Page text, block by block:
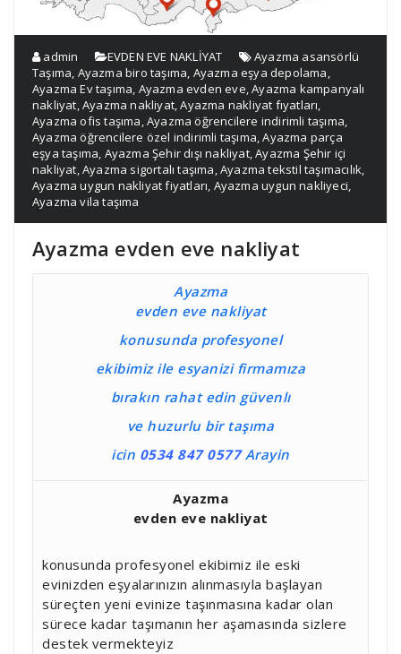
admin EVDEN EVE NAKLİYAT
Ayazma asansörlü
Taşıma, Ayazma biro taşıma, Ayazma eşya depolama,
Ayazma Ev taşıma, Ayazma evden eve,Ayazma kampanyalı
nakliyat,Ayazma nakliyat,Ayazma nakliyat fıyatları,
Ayazma ofis taşıma,Ayazma öğrencilere indirimli taşıma,
Ayazma öğrencilere özel indirimli taşıma,Ayazma parça
eşya taşıma, Ayazma Şehir dışı nakliyat,Ayazma Şehir içi
nakliyat,Ayazma sigortalı taşıma,Ayazma tekstil taşımacılık,
Ayazma uygun nakliyat fiyatları, Ayazma uygun nakliyeci,
Ayazma vila taşıma
Ayazma evden eve nakliyat
Ayazma
evden eve nakliyat
konusunda profesyonel
ekibimiz ile esyanizi firmamıza
bırakın rahat edin güvenlı
ve huzurlu bir taşıma
icin 0534 847 0577Arayin
Ayazma
evden eve nakliyat
konusunda profesyonel ekibimiz ile eski
evinizden eşyalarınızın alınmasıyla başlayan
süreçten yeni evinize taşınmasına kadar olan
sürece kadar taşımanın her aşamasında sizlere
destek vermekteyiz